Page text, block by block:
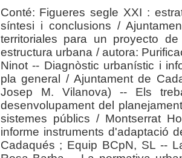
Conté: Figueres segle XXI :
síntesi i conclusions /
territoriales para un proyecto
estructura urbana / autora:
Ninot -- Diagnòstic urbanístic i
pla general / Ajuntament de
Josep M. Vilanova) -- Els
desenvolupament del
sistemes públics / Montserrat
informe instruments d'adaptació
Cadaqués ; Equip BCpN, SL --